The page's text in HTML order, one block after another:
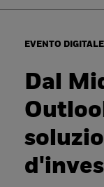
EVENTO DIGITALE
Dal